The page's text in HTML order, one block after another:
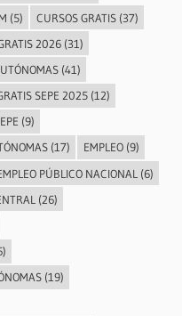
(5) CURSOS GRATIS(37)
2026(31)
(41)
SEPE 2025(12)
(9)
(17) EMPLEO(9)
PÚBLICO NACIONAL (6)
(26)
(19)